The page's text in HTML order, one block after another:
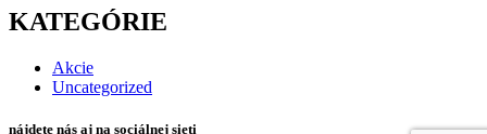
KATEGÓRIE
Akcie
Uncategorized
nájdete nás aj na sociálnej sieti